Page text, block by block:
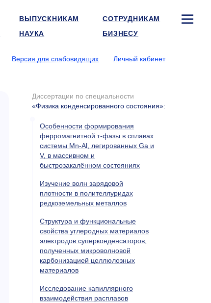
ВЫПУСКНИКАМ
СОТРУДНИКАМ
НАУКА БИЗНЕСУ
Версия для слабовидящих
Личный кабинет
Диссертации по специальности
«Физика конденсированного состояния»:
Особенности формирования
ферромагнитной τ-фазы в сплавах
системы Mn-Al, легированных Ga и
V, в массивном и
быстрозакалённом состояниях
Изучение волн зарядовой
плотности в полителлуридах
редкоземельных металлов
Структура и функциональные
свойства углеродных материалов
электродов суперконденсаторов,
полученных микроволновой
карбонизацией целлюлозных
материалов
Исследование капиллярного
взаимодействия расплавов